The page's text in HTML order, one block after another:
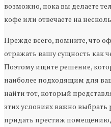
возможно, пока вы делаете
кофе или отвечаете на
Прежде всего, помните, что
отражать вашу сущность как
Поэтому ищите решение,
наиболее подходящим для
найти тот, который
этих условиях важно
придать престиж